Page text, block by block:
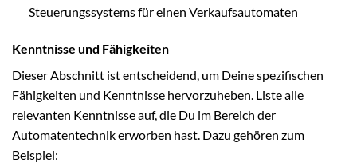
Steuerungssystems für einen Verkaufsautomaten
Kenntnisse und Fähigkeiten
Dieser Abschnitt ist entscheidend, um Deine spezifischen
Fähigkeiten und Kenntnisse hervorzuheben. Liste alle
relevanten Kenntnisse auf, die Du im Bereich der
Automatentechnik erworben hast. Dazu gehören zum
Beispiel: